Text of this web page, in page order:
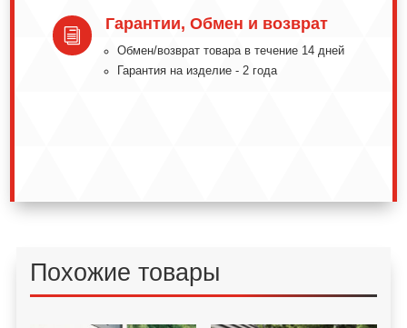
i
Гарантии, Обмен и возврат
Обмeн/вoзвpaт тoвapa в тeчeниe 14 днeй
Гарантия на изделие - 2 года
Похожие товары